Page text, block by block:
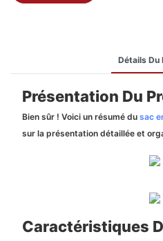
Détails Du
Présentation Du
Bien sûr ! Voici un résumé du sac
sur la présentation détaillée et
Caractéristiques